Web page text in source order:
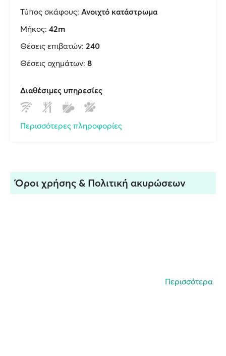
Τύπος σκάφους: Ανοιχτό κατάστρωμα
Μήκος: 42m
Θέσεις επιβατών: 240
Θέσεις οχημάτων: 8
Διαθέσιμες υπηρεσίες
Περισσότερες πληροφορίες
Όροι χρήσης & Πολιτική ακυρώσεων
Περισσότερα